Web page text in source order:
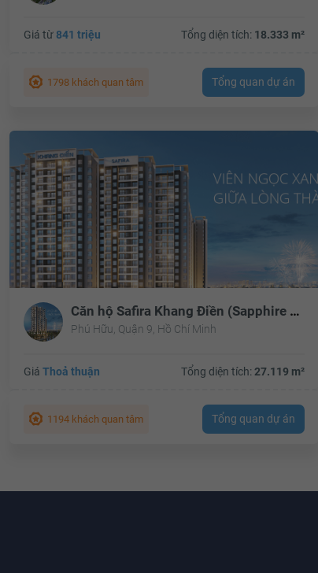
Giá từ 841 triệu Tổng diện tích: 18.333 m²
1798 khách quan tâm Tổng quan dự án
Căn hộ Safira Khang Điền (Sapphire Phú Hữu)
Phú Hữu, Quận 9, Hồ Chí Minh
Giá Thoả thuận Tổng diện tích: 27.119 m²
1194 khách quan tâm Tổng quan dự án